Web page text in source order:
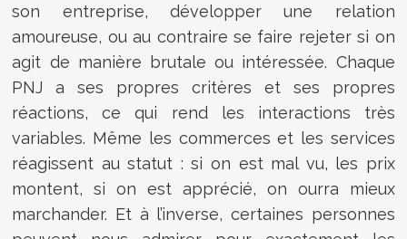
son entreprise, développer une relation
amoureuse, ou au contraire se faire rejeter si on
agit de manière brutale ou intéressée. Chaque
PNJ a ses propres critères et ses propres
réactions, ce qui rend les interactions très
variables. Même les commerces et les services
réagissent au statut : si on est mal vu, les prix
montent, si on est apprécié, on ourra mieux
marchander. Et à l’inverse, certaines personnes